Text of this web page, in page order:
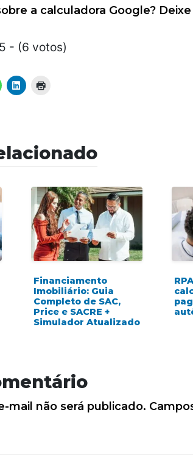
a calculadora Google?
- (6 votos)
Financiamento
Imobiliário: Guia
Completo de SAC,
Price e SACRE +
Simulador Atualizado
mail não será publicado.